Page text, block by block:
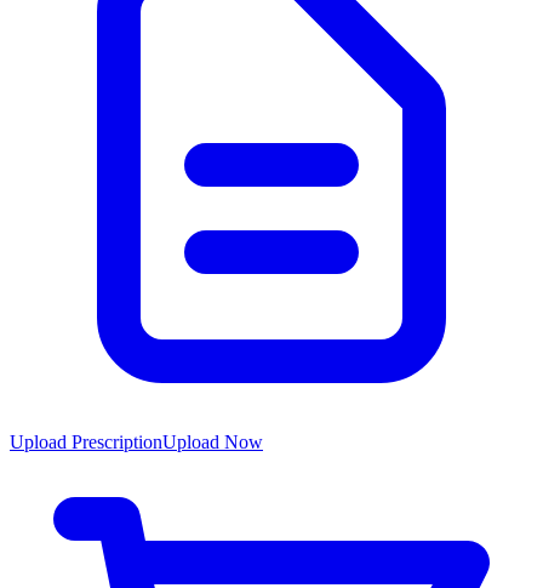
Upload PrescriptionUpload Now